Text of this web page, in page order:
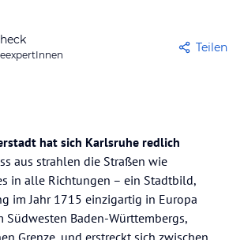
Teilen
hat sich Karlsruhe redlich
aus strahlen die Straßen wie
in alle Richtungen – ein Stadtbild,
im Jahr 1715 einzigartig in Europa
Südwesten Baden-Württembergs,
Grenze, und erstreckt sich zwischen